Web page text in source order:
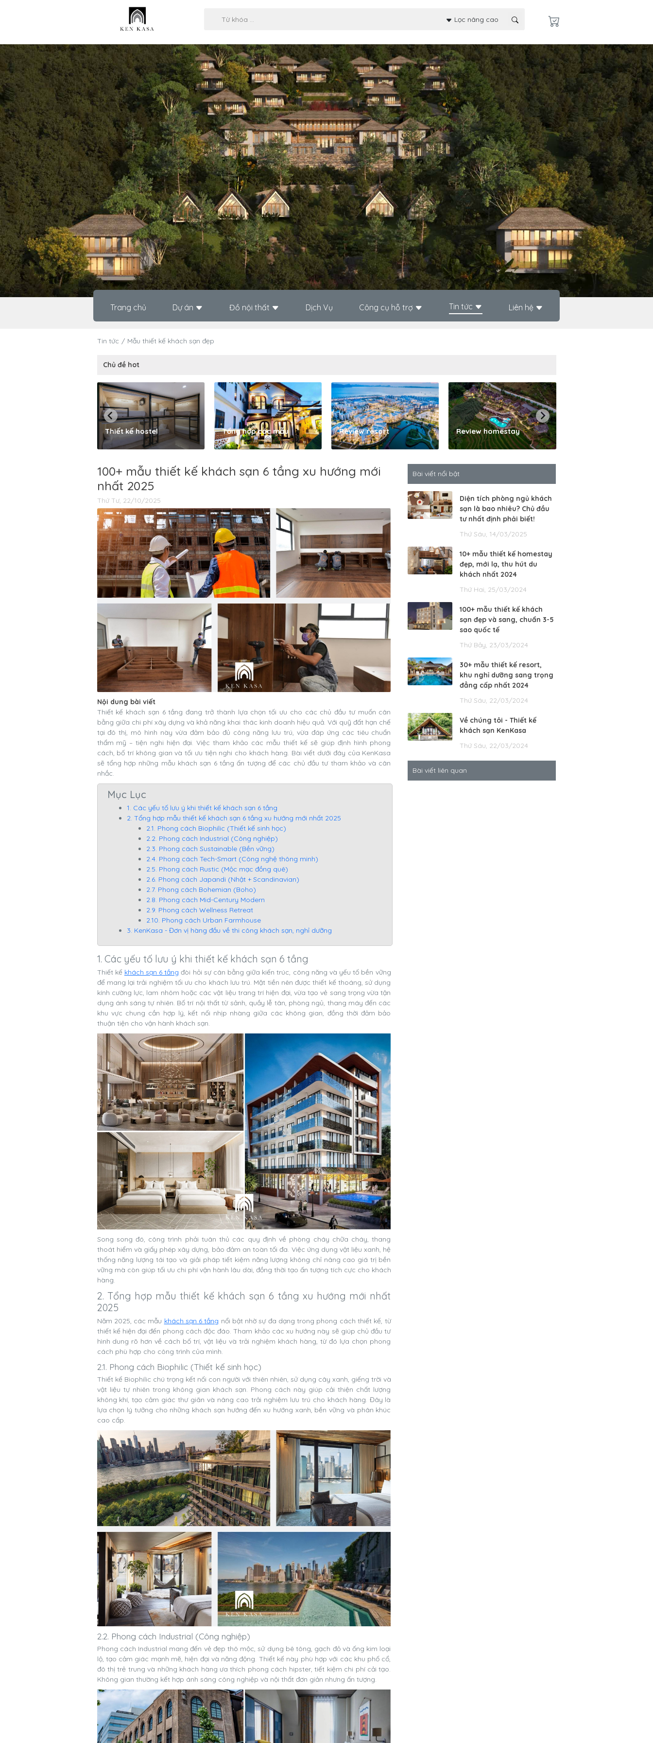
Lọc nâng cao
Trang chủ Dự án Đồ nội thất Dịch Vụ Công cụ hỗ trợ Tin tức Liên hệ
Tin tức Mẫu thiết kế khách sạn đẹp
Chủ đề hot
Thiết kế hostel Tổng hợp các mẫu Review resort Review homestay
100+ mẫu thiết kế khách sạn 6 tầng xu hướng mới
nhất 2025
Thứ Tư, 22/10/2025
Nội dung bài viết
Thiết kế khách sạn 6 tầng đang trở thành lựa chọn tối ưu cho các chủ đầu tư muốn cân
bằng giữa chi phí xây dựng và khả năng khai thác kinh doanh hiệu quả. Với quỹ đất hạn chế
tại đô thị, mô hình này vừa đảm bảo đủ công năng lưu trú, vừa đáp ứng các tiêu chuẩn
thẩm mỹ – tiện nghi hiện đại. Việc tham khảo các mẫu thiết kế sẽ giúp định hình phong
cách, bố trí không gian và tối ưu tiện nghi cho khách hàng. Bài viết dưới đây của KenKasa
sẽ tổng hợp những mẫu khách sạn 6 tầng ấn tượng để các chủ đầu tư tham khảo và cân
nhắc.
Mục Lục
1. Các yếu tố lưu ý khi thiết kế khách sạn 6 tầng
2. Tổng hợp mẫu thiết kế khách sạn 6 tầng xu hướng mới nhất 2025
2.1. Phong cách Biophilic (Thiết kế sinh học)
2.2. Phong cách Industrial (Công nghiệp)
2.3. Phong cách Sustainable (Bền vững)
2.4. Phong cách Tech-Smart (Công nghệ thông minh)
2.5. Phong cách Rustic (Mộc mạc đồng quê)
2.6. Phong cách Japandi (Nhật + Scandinavian)
2.7. Phong cách Bohemian (Boho)
2.8. Phong cách Mid-Century Modern
2.9. Phong cách Wellness Retreat
2.10. Phong cách Urban Farmhouse
3. KenKasa - Đơn vị hàng đầu về thi công khách sạn, nghỉ dưỡng
1. Các yếu tố lưu ý khi thiết kế khách sạn 6 tầng
Thiết kế khách sạn 6 tầng đòi hỏi sự cân bằng giữa kiến trúc, công năng và yếu tố bền vững
để mang lại trải nghiệm tối ưu cho khách lưu trú. Mặt tiền nên được thiết kế thoáng, sử dụng
kính cường lực, lam nhôm hoặc các vật liệu trang trí hiện đại, vừa tạo vẻ sang trọng vừa tận
dụng ánh sáng tự nhiên. Bố trí nội thất từ sảnh, quầy lễ tân, phòng ngủ, thang máy đến các
khu vực chung cần hợp lý, kết nối nhịp nhàng giữa các không gian, đồng thời đảm bảo
thuận tiện cho vận hành khách sạn.
Song song đó, công trình phải tuân thủ các quy định về phòng cháy chữa cháy, thang
thoát hiểm và giấy phép xây dựng, bảo đảm an toàn tối đa. Việc ứng dụng vật liệu xanh, hệ
thống năng lượng tái tạo và giải pháp tiết kiệm năng lượng không chỉ nâng cao giá trị bền
vững mà còn giúp tối ưu chi phí vận hành lâu dài, đồng thời tạo ấn tượng tích cực cho khách
hàng.
2. Tổng hợp mẫu thiết kế khách sạn 6 tầng xu hướng mới nhất
2025
Năm 2025, các mẫu khách sạn 6 tầng nổi bật nhờ sự đa dạng trong phong cách thiết kế, từ
thiết kế hiện đại đến phong cách độc đáo. Tham khảo các xu hướng này sẽ giúp chủ đầu tư
hình dung rõ hơn về cách bố trí, vật liệu và trải nghiệm khách hàng, từ đó lựa chọn phong
cách phù hợp cho công trình của mình.
2.1. Phong cách Biophilic (Thiết kế sinh học)
Thiết kế Biophilic chú trọng kết nối con người với thiên nhiên, sử dụng cây xanh, giếng trời và
vật liệu tự nhiên trong không gian khách sạn. Phong cách này giúp cải thiện chất lượng
không khí, tạo cảm giác thư giãn và nâng cao trải nghiệm lưu trú cho khách hàng. Đây là
lựa chọn lý tưởng cho những khách sạn hướng đến xu hướng xanh, bền vững và phân khúc
cao cấp.
2.2. Phong cách Industrial (Công nghiệp)
Phong cách Industrial mang đến vẻ đẹp thô mộc, sử dụng bê tông, gạch đỏ và ống kim loại
lộ, tạo cảm giác mạnh mẽ, hiện đại và năng động. Thiết kế này phù hợp với các khu phố cổ,
đô thị trẻ trung và những khách hàng ưa thích phong cách hipster, tiết kiệm chi phí cải tạo.
Không gian thường kết hợp ánh sáng công nghiệp và nội thất đơn giản nhưng ấn tượng.
Bài viết nổi bật
Diện tích phòng ngủ khách
sạn là bao nhiêu? Chủ đầu
tư nhất định phải biết!
Thứ Sáu, 14/03/2025
10+ mẫu thiết kế homestay
đẹp, mới lạ, thu hút du
khách nhất 2024
Thứ Hai, 25/03/2024
100+ mẫu thiết kế khách
sạn đẹp và sang, chuẩn 3-5
sao quốc tế
Thứ Bảy, 23/03/2024
30+ mẫu thiết kế resort,
khu nghỉ dưỡng sang trọng
đẳng cấp nhất 2024
Thứ Sáu, 22/03/2024
Về chúng tôi - Thiết kế
khách sạn KenKasa
Thứ Sáu, 22/03/2024
Bài viết liên quan